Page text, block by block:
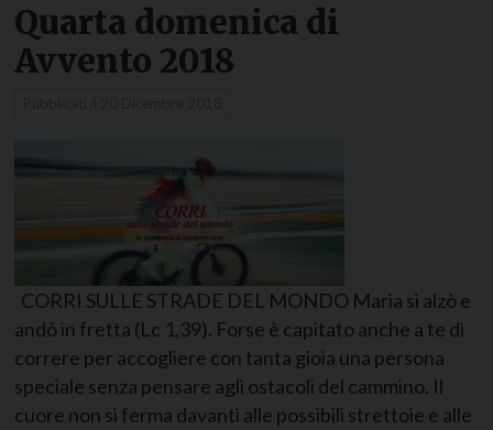
Risorse
Media
Quarta domenica di
Avvento 2018
CORRI SULLE STRADE DEL MONDO Maria si alzò e
andò in fretta (Lc 1,39). Forse è capitato anche a te di
correre per accogliere con tanta gioia una persona
speciale senza pensare agli ostacoli del cammino. Il
cuore non si ferma davanti alle possibili strettoie e alle